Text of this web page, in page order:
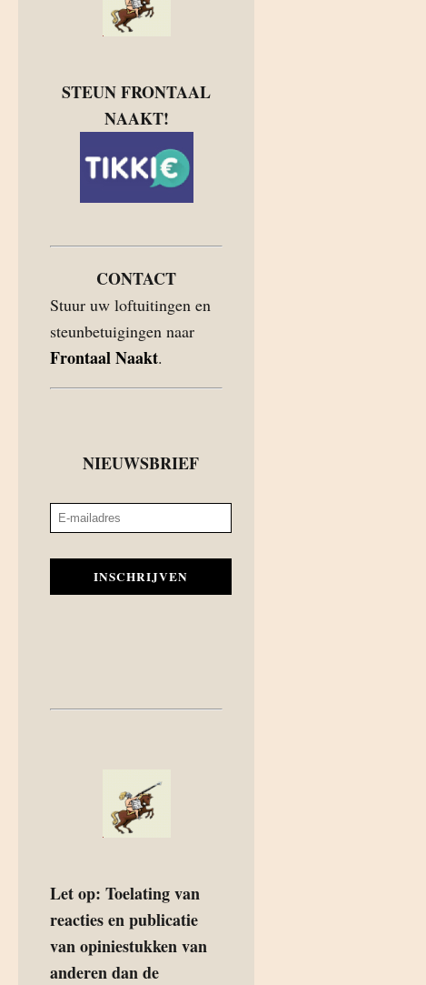
STEUN FRONTAAL
NAAKT!
CONTACT
Stuur uw loftuitingen en
steunbetuigingen naar
Frontaal Naakt.
NIEUWSBRIEF
INSCHRIJVEN
Let op: Toelating van
reacties en publicatie
van opiniestukken van
anderen dan de